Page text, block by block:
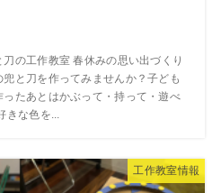
の工作教室 春休みの思い出づくり
と刀を作ってみませんか？子ども
たあとはかぶって・持って・遊べ
きな色を...
工作教室情報